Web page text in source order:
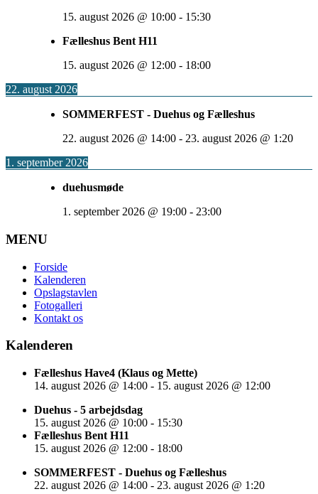
15. august 2026 @ 10:00 - 15:30
Fælleshus Bent H11
15. august 2026 @ 12:00 - 18:00
22. august 2026
SOMMERFEST - Duehus og Fælleshus
22. august 2026 @ 14:00 - 23. august 2026 @ 1:20
1. september 2026
duehusmøde
1. september 2026 @ 19:00 - 23:00
MENU
Forside
Kalenderen
Opslagstavlen
Fotogalleri
Kontakt os
Kalenderen
Fælleshus Have4 (Klaus og Mette)
14. august 2026 @ 14:00 - 15. august 2026 @ 12:00
Duehus - 5 arbejdsdag
15. august 2026 @ 10:00 - 15:30
Fælleshus Bent H11
15. august 2026 @ 12:00 - 18:00
SOMMERFEST - Duehus og Fælleshus
22. august 2026 @ 14:00 - 23. august 2026 @ 1:20